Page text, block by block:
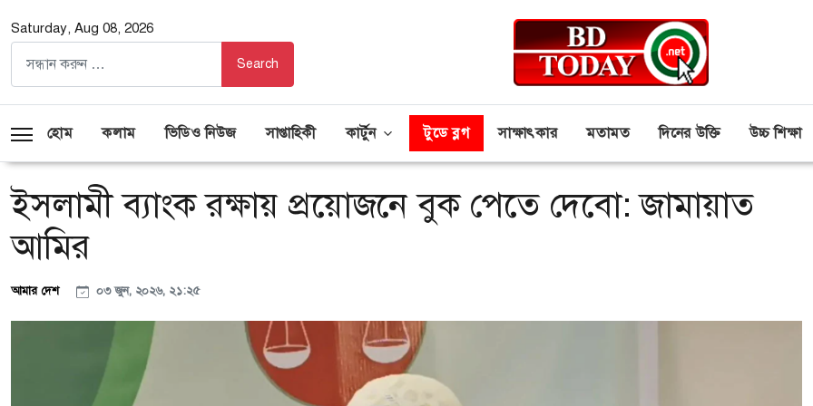
Saturday, Aug 08, 2026
হোম কলাম ভিডিও নিউজ সাপ্তাহিকী কার্টুন টুডে ব্লগ সাক্ষাৎকার মতামত দিনের উক্তি উচ্চ শিক্ষা
ইসলামী ব্যাংক রক্ষায় প্রয়োজনে বুক পেতে দেবো: জামায়াত
আমির
আমার দেশ ০৩ জুন, ২০২৬, ২১:২৫